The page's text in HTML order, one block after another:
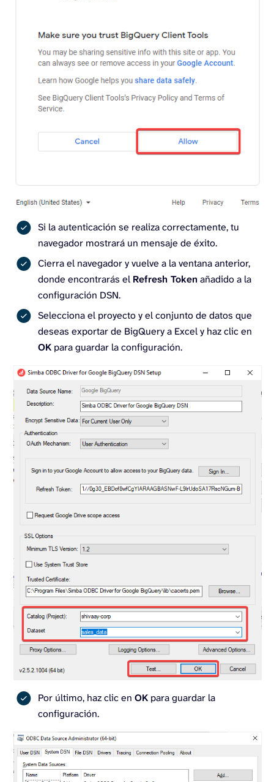
Si la autenticación se realiza correctamente, tu
navegador mostrará un mensaje de éxito.
Cierra el navegador y vuelve a la ventana anterior,
donde encontrarás el Refresh Token añadido a la
configuración DSN.
Selecciona el proyecto y el conjunto de datos que
deseas exportar de BigQuery a Excel y haz clic en
OK para guardar la configuración.
Por último, haz clic en OK para guardar la
configuración.